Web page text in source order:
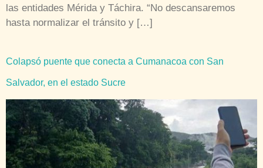
las entidades Mérida y Táchira. “No descansaremos
hasta normalizar el tránsito y […]
Colapsó puente que conecta a Cumanacoa con San
Salvador, en el estado Sucre